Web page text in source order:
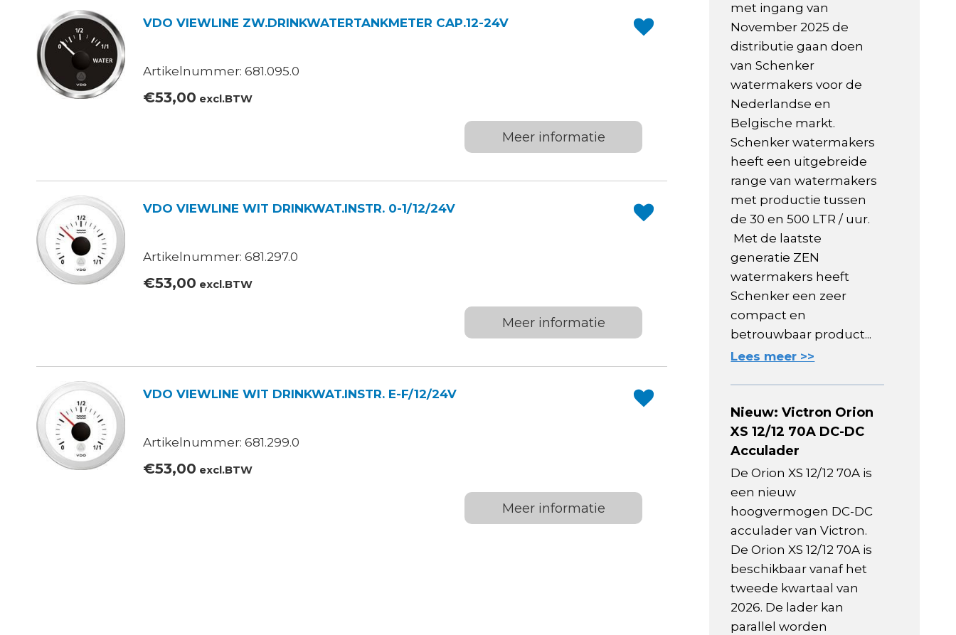
VDO VIEWLINE ZW.DRINKWATERTANKMETER CAP.12-24V
Artikelnummer: 681.095.0
€53,00 excl.BTW
Meer informatie
VDO VIEWLINE WIT DRINKWAT.INSTR. 0-1/12/24V
Artikelnummer: 681.297.0
€53,00 excl.BTW
Meer informatie
VDO VIEWLINE WIT DRINKWAT.INSTR. E-F/12/24V
Artikelnummer: 681.299.0
€53,00 excl.BTW
Meer informatie
met ingang van
November 2025 de
distributie gaan doen
van Schenker
watermakers voor de
Nederlandse en
Belgische markt.
Schenker watermakers
heeft een uitgebreide
range van watermakers
met productie tussen
de 30 en 500 LTR / uur.
Met de laatste
generatie ZEN
watermakers heeft
Schenker een zeer
compact en
betrouwbaar product...
Lees meer >>
Nieuw: Victron Orion
XS 12/12 70A DC-DC
Acculader
De Orion XS 12/12 70A is
een nieuw
hoogvermogen DC-DC
acculader van Victron.
De Orion XS 12/12 70A is
beschikbaar vanaf het
tweede kwartaal van
2026. De lader kan
parallel worden